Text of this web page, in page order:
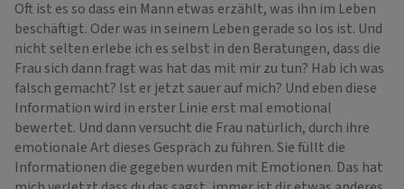
Oft ist es so dass ein Mann etwas erzählt, was ihn im Leben
beschäftigt. Oder was in seinem Leben gerade so los ist. Und
nicht selten erlebe ich es selbst in den Beratungen, dass die
Frau sich dann fragt was hat das mit mir zu tun? Hab ich was
falsch gemacht? Ist er jetzt sauer auf mich? Und eben diese
Information wird in erster Linie erst mal emotional
bewertet. Und dann versucht die Frau natürlich, durch ihre
emotionale Art dieses Gespräch zu führen. Sie füllt die
Informationen die gegeben wurden mit Emotionen. Das hat